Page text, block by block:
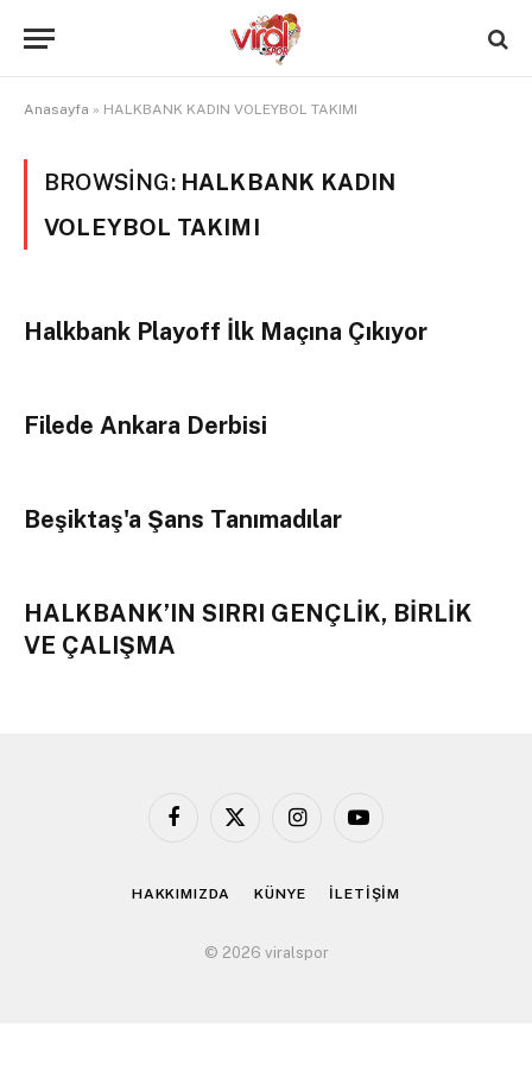
Anasayfa » HALKBANK KADIN VOLEYBOL TAKIMI
BROWSING: HALKBANK KADIN
VOLEYBOL TAKIMI
Halkbank Playoff İlk Maçına Çıkıyor
Filede Ankara Derbisi
Beşiktaş'a Şans Tanımadılar
HALKBANK’IN SIRRI GENÇLİK, BİRLİK
VE ÇALIŞMA
Facebook
X
InstagramYouTube
HAKKIMIZDA KÜNYE İLETİŞİM
© 2026 viralspor